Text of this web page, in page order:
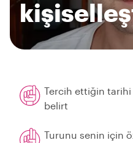
Tercih ettiğin
belirt
Turunu senin için